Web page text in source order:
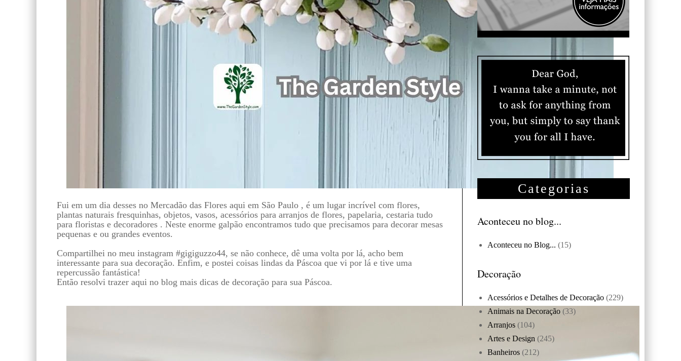
Fui em um dia desses no Mercadão das Flores aqui em São Paulo , é um lugar incrível com flores,
plantas naturais fresquinhas, objetos, vasos, acessórios para arranjos de flores, papelaria, cestaria tudo
para floristas e decoradores . Neste enorme galpão encontramos tudo que precisamos para decorar mesas
pequenas e ou grandes eventos.
Compartilhei no meu instagram #gigiguzzo44, se não conhece, dê uma volta por lá, acho bem
interessante para sua decoração. Enfim, e postei coisas lindas da Páscoa que vi por lá e tive uma
repercussão fantástica!
Então resolvi trazer aqui no blog mais dicas de decoração para sua Páscoa.
Categorias
Aconteceu no blog...
Aconteceu no Blog... (15)
Decoração
Acessórios e Detalhes de Decoração (229)
Animais na Decoração (33)
Arranjos (104)
Artes e Design (245)
Banheiros (212)